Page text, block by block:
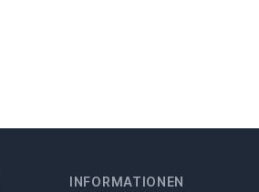
INFORMATIONEN